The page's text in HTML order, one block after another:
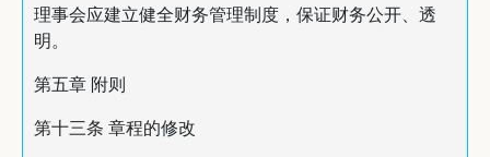
理事会应建立健全财务管理制度，保证财务公开、透
明。
第五章 附则
第十三条 章程的修改